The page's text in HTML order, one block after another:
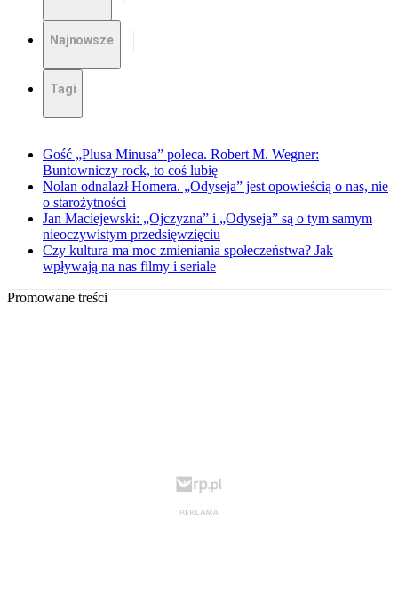
Najnowsze
Tagi
Gość „Plusa Minusa” poleca. Robert M. Wegner:
Buntowniczy rock, to coś lubię
Nolan odnalazł Homera. „Odyseja” jest opowieścią o nas, nie
o starożytności
Jan Maciejewski: „Ojczyzna” i „Odyseja” są o tym samym
nieoczywistym przedsięwzięciu
Czy kultura ma moc zmieniania społeczeństwa? Jak
wpływają na nas filmy i seriale
Promowane treści